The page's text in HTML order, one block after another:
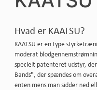
Hvad er KAATSU?
KAATSU er en type
moderat
specielt patenteret udstyr,
Bands", der spændes om
enten mens man sidder ned